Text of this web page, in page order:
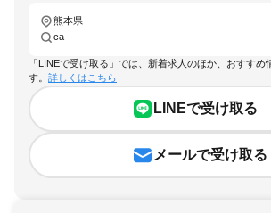
熊本県
ca
「LINEで受け取る」では、新着求人のほか、おすすめ
す。 詳しくはこちら
LINEで受け取る
メールで受け取る